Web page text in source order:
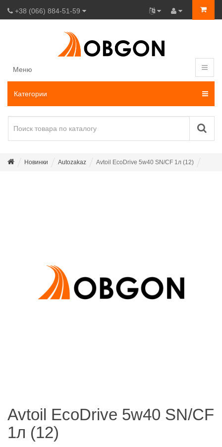
+38 (066) 884-51-59
Меню
Категории
Новинки Autozakaz Avtoil EcoDrive 5w40 SN/CF 1л (12)
Avtoil EcoDrive 5w40 SN/CF
1л (12)